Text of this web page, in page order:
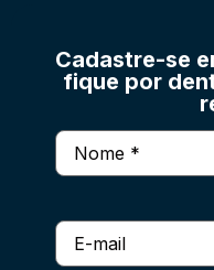
Cadastre-se
fique por
Nome(obrigatório)
E-
mail